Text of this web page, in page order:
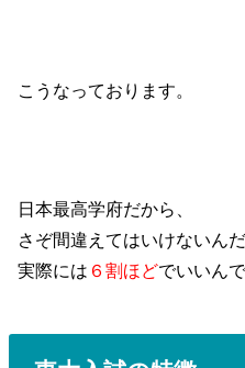
こうなっております。
日本最高学府だから、
さぞ間違えてはいけないん
実際には ６割ほどでいいんで